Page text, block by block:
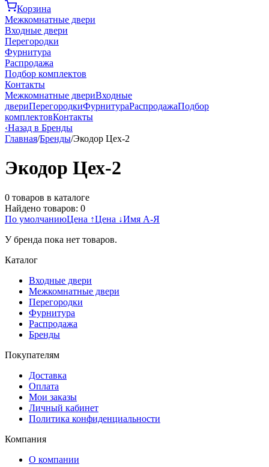
Корзина
Межкомнатные двери
Входные двери
Перегородки
Фурнитура
Распродажа
Подбор комплектов
Контакты
Межкомнатные двериВходные
двериПерегородкиФурнитураРаспродажаПодбор
комплектовКонтакты
‹Назад в Бренды
Главная/Бренды/Экодор Цех-2
Экодор Цех-2
0 товаров в каталоге
Найдено товаров: 0
По умолчаниюЦена ↑Цена ↓Имя А-Я
У бренда пока нет товаров.
Каталог
Входные двери
Межкомнатные двери
Перегородки
Фурнитура
Распродажа
Бренды
Покупателям
Доставка
Оплата
Мои заказы
Личный кабинет
Политика конфиденциальности
Компания
О компании